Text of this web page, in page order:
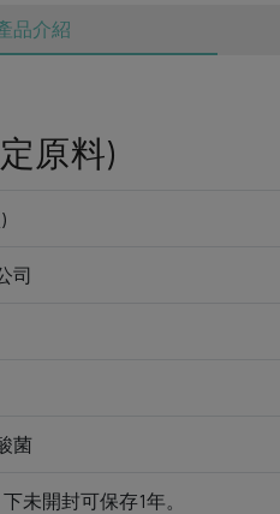
品介紹
原料)
司
菌
未開封可保存1年。